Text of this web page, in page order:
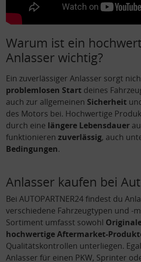
Warum ist ein
Anlasser wichtig?
Ein zuverlässiger Anlasser sorgt
problemlosen Start deines
auch zur allgemeinen Sicherheit
des Motors bei. Hochwertige
durch eine längere Lebensdauer
funktionieren zuverlässig, auch
Bedingungen.
Anlasser kaufen bei
Bei AUTOPARTNER24 findest du
verschiedene Fahrzeugtypen und -
Sortiment umfasst sowohl
hochwertige Aftermarket-
Qualitätskontrollen unterliegen.
Anlasser für einen PKW, Sprinter